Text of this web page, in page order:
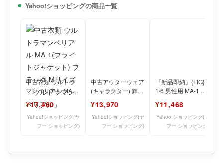
Yahoo!ショッピングの商品一覧
中古衣類 ウルトラ
マンベリアル MA-
ト) ブラック Mサイ
¥17,460
Yahoo!ショッピング(ヤ
フー ショッピング)
中古アウターウェア
(キャラクター) 輝夜
Moon MA
¥13,970
Yahoo!ショッピング(ヤ
フー ショッピング)
『新品即納』{FIG}
1/6 男性用 MA-1 フ
セット ス
¥11,468
Yahoo!ショッピング(ヤ
フー ショッピング)